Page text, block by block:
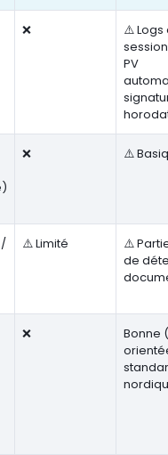
❌
⚠️ Logs
PV
❌ ⚠️
⚠️ Limité
⚠️
de
❌
Bonne